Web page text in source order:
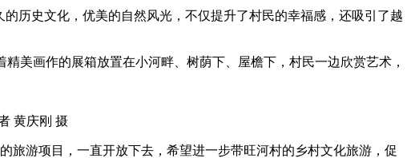
历史文化，优美的自然风光，不仅提升了村民的幸福感，还吸引了越
画作的展箱放置在小河畔、树荫下、屋檐下，村民一边欣赏艺术，
黄庆刚 摄
游项目，一直开放下去，希望进一步带旺河村的乡村文化旅游，促